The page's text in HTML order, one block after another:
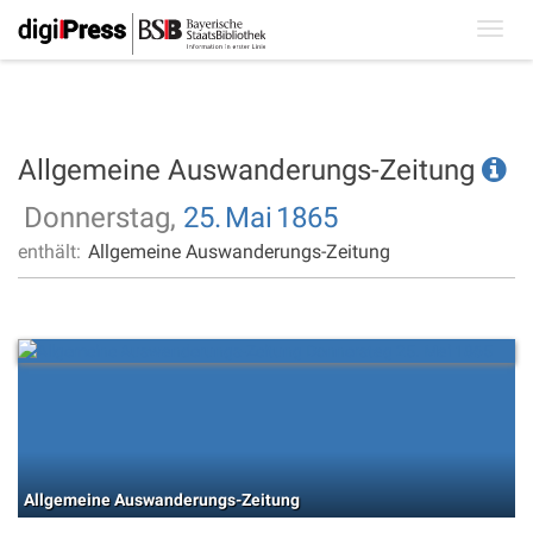
Allgemeine Auswanderungs-Zeitung
Donnerstag, 25. Mai 1865
enthält: Allgemeine Auswanderungs-Zeitung
Allgemeine Auswanderungs-Zeitung